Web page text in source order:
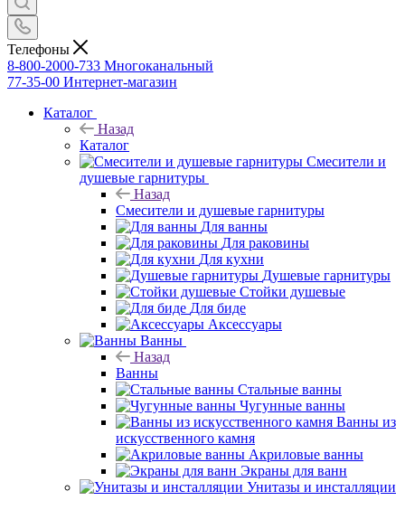
Телефоны
8-800-2000-733 Многоканальный
77-35-00 Интернет-магазин
Каталог
Назад
Каталог
Смесители и
душевые гарнитуры
Назад
Смесители и душевые гарнитуры
Для ванны
Для раковины
Для кухни
Душевые гарнитуры
Стойки душевые
Для биде
Аксессуары
Ванны
Назад
Ванны
Стальные ванны
Чугунные ванны
Ванны из
искусственного камня
Акриловые ванны
Экраны для ванн
Унитазы и инсталляции